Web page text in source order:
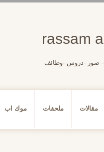
صور -دروس -وظائف
مقالات ملحقات موك اب